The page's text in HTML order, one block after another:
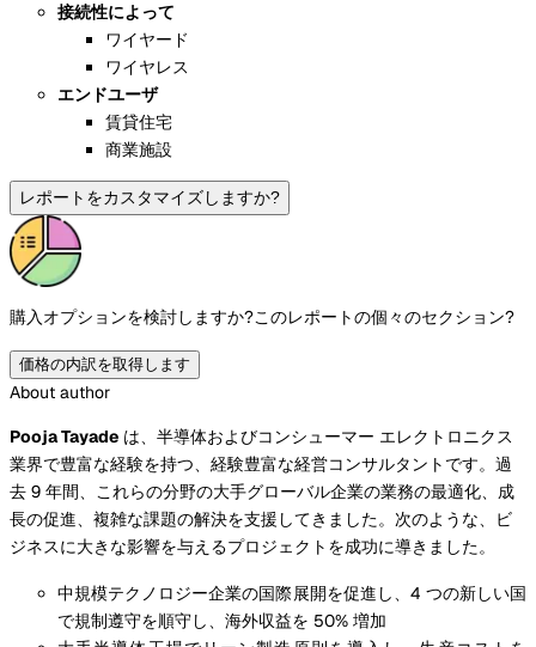
接続性によって
ワイヤード
ワイヤレス
エンドユーザ
賃貸住宅
商業施設
レポートをカスタマイズしますか?
購入オプションを検討しますか?このレポートの個々のセクション?
価格の内訳を取得します
About author
Pooja Tayade は、半導体およびコンシューマー エレクトロニクス
業界で豊富な経験を持つ、経験豊富な経営コンサルタントです。過
去 9 年間、これらの分野の大手グローバル企業の業務の最適化、成
長の促進、複雑な課題の解決を支援してきました。次のような、ビ
ジネスに大きな影響を与えるプロジェクトを成功に導きました。
中規模テクノロジー企業の国際展開を促進し、4 つの新しい国
で規制遵守を順守し、海外収益を 50% 増加